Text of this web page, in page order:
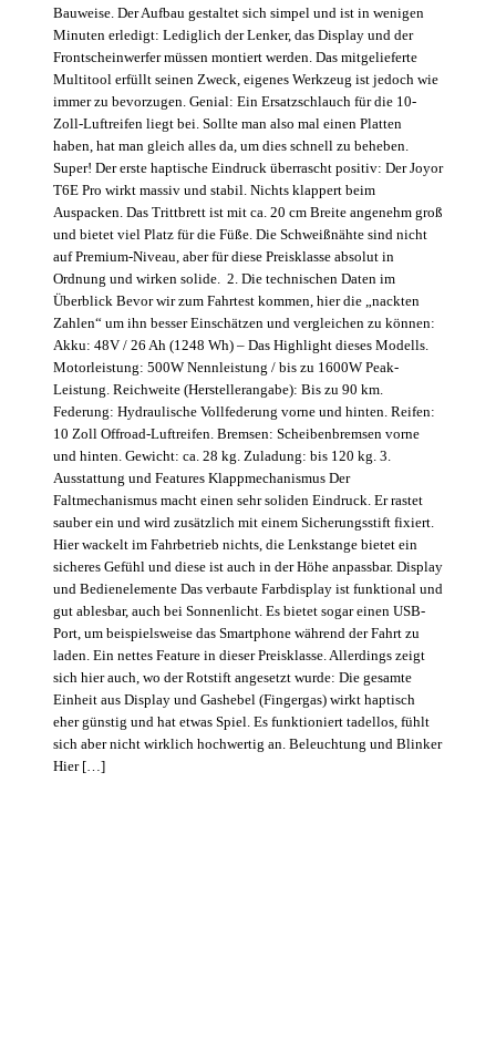
Bauweise. Der Aufbau gestaltet sich simpel und ist in wenigen
Minuten erledigt: Lediglich der Lenker, das Display und der
Frontscheinwerfer müssen montiert werden. Das mitgelieferte
Multitool erfüllt seinen Zweck, eigenes Werkzeug ist jedoch wie
immer zu bevorzugen. Genial: Ein Ersatzschlauch für die 10-
Zoll-Luftreifen liegt bei. Sollte man also mal einen Platten
haben, hat man gleich alles da, um dies schnell zu beheben.
Super! Der erste haptische Eindruck überrascht positiv: Der Joyor
T6E Pro wirkt massiv und stabil. Nichts klappert beim
Auspacken. Das Trittbrett ist mit ca. 20 cm Breite angenehm groß
und bietet viel Platz für die Füße. Die Schweißnähte sind nicht
auf Premium-Niveau, aber für diese Preisklasse absolut in
Ordnung und wirken solide. 2. Die technischen Daten im
Überblick Bevor wir zum Fahrtest kommen, hier die „nackten
Zahlen“ um ihn besser Einschätzen und vergleichen zu können:
Akku: 48V / 26 Ah (1248 Wh) – Das Highlight dieses Modells.
Motorleistung: 500W Nennleistung / bis zu 1600W Peak-
Leistung. Reichweite (Herstellerangabe): Bis zu 90 km.
Federung: Hydraulische Vollfederung vorne und hinten. Reifen:
10 Zoll Offroad-Luftreifen. Bremsen: Scheibenbremsen vorne
und hinten. Gewicht: ca. 28 kg. Zuladung: bis 120 kg. 3.
Ausstattung und Features Klappmechanismus Der
Faltmechanismus macht einen sehr soliden Eindruck. Er rastet
sauber ein und wird zusätzlich mit einem Sicherungsstift fixiert.
Hier wackelt im Fahrbetrieb nichts, die Lenkstange bietet ein
sicheres Gefühl und diese ist auch in der Höhe anpassbar. Display
und Bedienelemente Das verbaute Farbdisplay ist funktional und
gut ablesbar, auch bei Sonnenlicht. Es bietet sogar einen USB-
Port, um beispielsweise das Smartphone während der Fahrt zu
laden. Ein nettes Feature in dieser Preisklasse. Allerdings zeigt
sich hier auch, wo der Rotstift angesetzt wurde: Die gesamte
Einheit aus Display und Gashebel (Fingergas) wirkt haptisch
eher günstig und hat etwas Spiel. Es funktioniert tadellos, fühlt
sich aber nicht wirklich hochwertig an. Beleuchtung und Blinker
Hier […]